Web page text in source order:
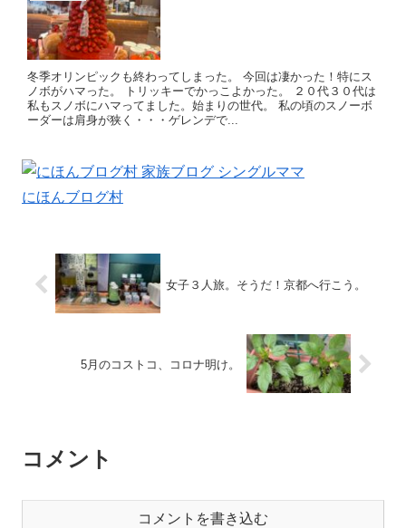
冬季オリンピックも終わってしまった。 今回は凄かった！特にス
ノボがハマった。 トリッキーでかっこよかった。 ２０代３０代は
私もスノボにハマってました。始まりの世代。 私の頃のスノーボ
ーダーは肩身が狭く・・・ゲレンデで...
にほんブログ村
女子３人旅。そうだ！京都へ行こう。
5月のコストコ、コロナ明け。
コメント
コメントを書き込む